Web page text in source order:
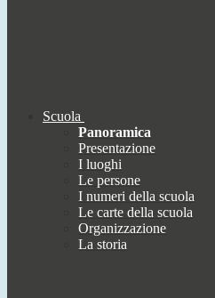
Scuola
Panoramica
Presentazione
I luoghi
Le persone
I numeri della scuola
Le carte della scuola
Organizzazione
La storia